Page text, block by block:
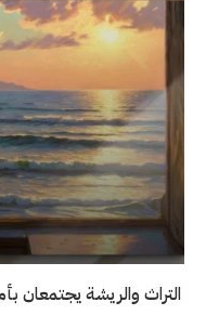
التراث والريشة يجتمعان